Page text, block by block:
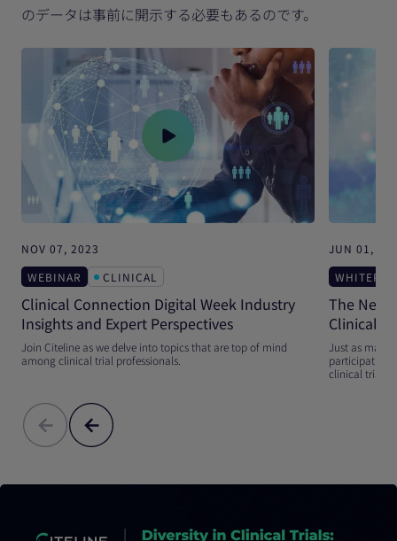
のデータは事前に開示する必要もあるのです。
NOV 07, 2023
WEBINAR
CLINICAL
Clinical Connection Digital Week Industry
Insights and Expert Perspectives
Join Citeline as we delve into topics that are top of mind
among clinical trial professionals.
JUN 01,
The
Clinical
Just as
participation,
clinical trial